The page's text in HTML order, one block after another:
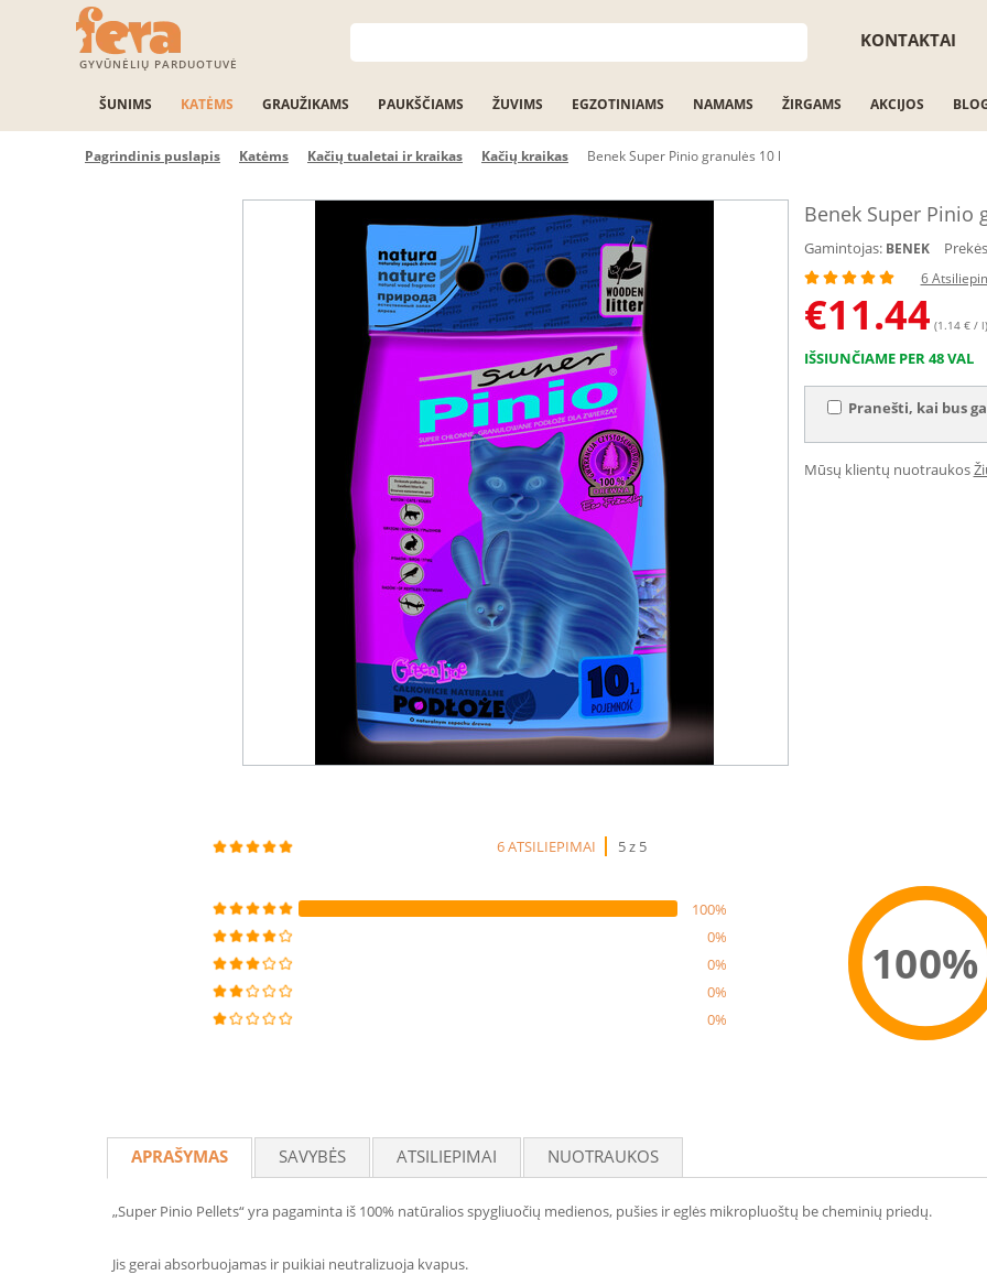
GYVŪNĖLIŲ PARDUOTUVĖ
KONTAKTAI
ŠUNIMS KATĖMS GRAUŽIKAMS PAUKŠČIAMS ŽUVIMS EGZOTINIAMS NAMAMS ŽIRGAMS AKCIJOS
Pagrindinis puslapis Katėms Kačių tualetai ir kraikas Kačių kraikas Benek Super Pinio granulės 10 l
Benek Super Pinio
Gamintojas: BENEK
6
€11.44 (1.14 € / l)
IŠSIUNČIAME PER 48 VAL
Pranešti, kai bus
Mūsų klientų nuotraukos
6 ATSILIEPIMAI 5 z 5
100%
0%
0%
0%
0%
100%
APRAŠYMAS SAVYBĖS ATSILIEPIMAI NUOTRAUKOS
„Super Pinio Pellets“ yra pagaminta iš 100% natūralios spygliuočių medienos, pušies ir eglės mikropluoštų be cheminių priedų.
Jis gerai absorbuojamas ir puikiai neutralizuoja kvapus.